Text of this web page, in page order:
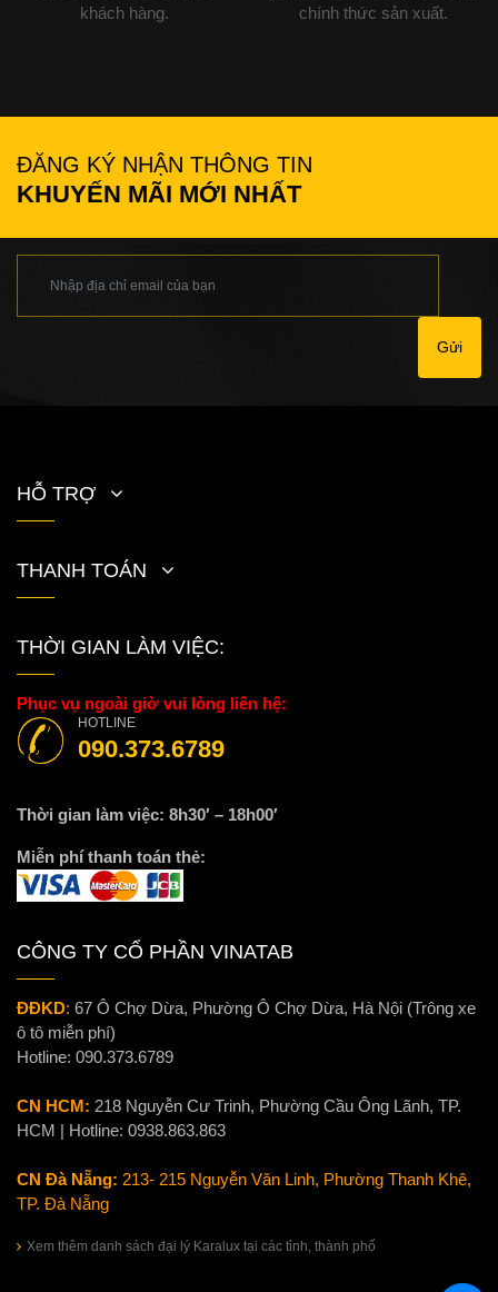
khách hàng.
chính thức sản xuất.
ĐĂNG KÝ NHẬN THÔNG TIN
KHUYẾN MÃI MỚI NHẤT
Gửi
HỖ TRỢ
THANH TOÁN
THỜI GIAN LÀM VIỆC:
Phục vụ ngoài giờ vui lòng liên hệ:
HOTLINE
090.373.6789
Thời gian làm việc: 8h30′ – 18h00′
Miễn phí thanh toán thẻ:
CÔNG TY CỔ PHẦN VINATAB
ĐĐKD: 67 Ô Chợ Dừa, Phường Ô Chợ Dừa, Hà Nội (Trông xe
ô tô miễn phí)
Hotline: 090.373.6789
CN HCM: 218 Nguyễn Cư Trinh, Phường Cầu Ông Lãnh, TP.
HCM | Hotline: 0938.863.863
CN Đà Nẵng: 213- 215 Nguyễn Văn Linh, Phường Thanh Khê,
TP. Đà Nẵng
Xem thêm danh sách đại lý Karalux tại các tỉnh, thành phố